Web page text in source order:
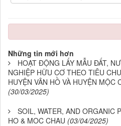
Những tin mới hơn
HOẠT ĐỘNG LẤY MẪU ĐẤT,
NGHIỆP HỮU CƠ THEO TIÊU
HUYỆN VÂN HỒ VÀ HUYỆN MỘC
(30/03/2025)
SOIL, WATER, AND ORGANIC
HO & MOC CHAU (03/04/2025)